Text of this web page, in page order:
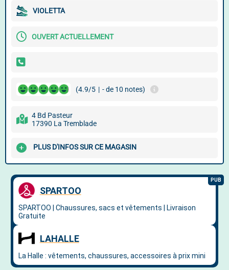
VIOLETTA
OUVERT ACTUELLEMENT
(4.9/5 | - de 10 notes)
4 Bd Pasteur
17390 La Tremblade
PLUS D'INFOS SUR CE MAGASIN